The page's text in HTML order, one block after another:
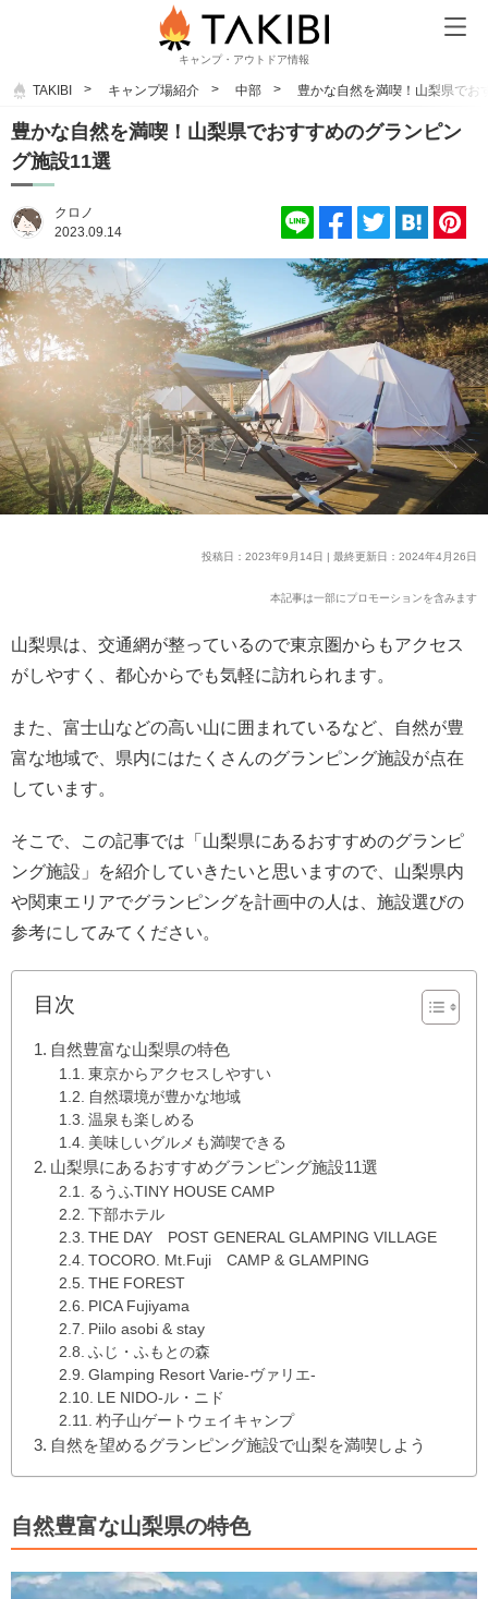
キャンプ・アウトドア情報
TAKIBI キャンプ場紹介 中部 豊かな自然を満喫！山梨県でお
豊かな自然を満喫！山梨県でおすすめのグランピン
グ施設11選
クロノ
2023.09.14
投稿日：2023年9月14日 | 最終更新日：2024年4月26日
本記事は一部にプロモーションを含みます
山梨県は、交通網が整っているので東京圏からもアクセス
がしやすく、都心からでも気軽に訪れられます。
また、富士山などの高い山に囲まれているなど、自然が豊
富な地域で、県内にはたくさんのグランピング施設が点在
しています。
そこで、この記事では「山梨県にあるおすすめのグランピ
ング施設」を紹介していきたいと思いますので、山梨県内
や関東エリアでグランピングを計画中の人は、施設選びの
参考にしてみてください。
目次
自然豊富な山梨県の特色
東京からアクセスしやすい
自然環境が豊かな地域
温泉も楽しめる
美味しいグルメも満喫できる
山梨県にあるおすすめグランピング施設11選
るうふTINY HOUSE CAMP
下部ホテル
THE DAY POST GENERAL GLAMPING VILLAGE
TOCORO. Mt.Fuji CAMP & GLAMPING
THE FOREST
PICA Fujiyama
Piilo asobi & stay
ふじ・ふもとの森
Glamping Resort Varie-ヴァリエ-
LE NIDO-ル・ニド
杓子山ゲートウェイキャンプ
自然を望めるグランピング施設で山梨を満喫しよう
自然豊富な山梨県の特色